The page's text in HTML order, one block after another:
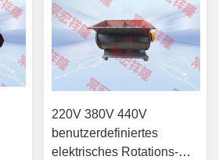
220V 380V 440V
benutzerdefiniertes
elektrisches Rotations-